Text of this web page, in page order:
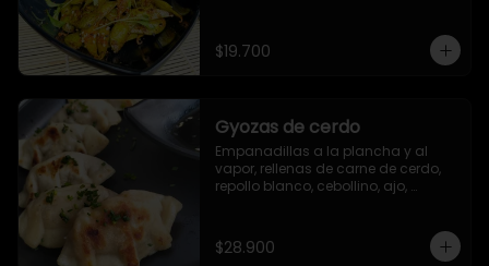
$19.700
Gyozas de cerdo
Empanadillas a la plancha y al
vapor, rellenas de carne de cerdo,
repollo blanco, cebollino, ajo,
$28.900